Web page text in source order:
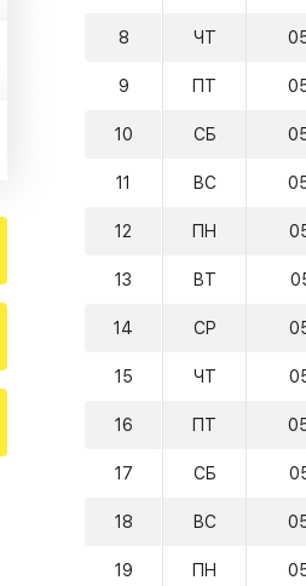
8 ЧТ
9 ПТ
10 СБ
11 ВС
12 ПН
13 ВТ
14 СР
15 ЧТ
16 ПТ
17 СБ
18 ВС
19 ПН